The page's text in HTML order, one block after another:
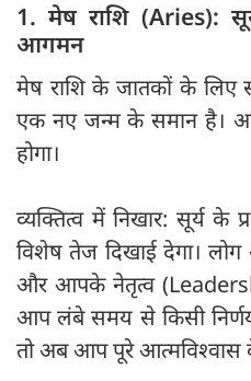
1. मेष राशि (Aries):
आगमन
मेष राशि के जातकों के लिए
एक नए जन्म के समान है।
होगा।
व्यक्तित्व में निखार: सूर्य
विशेष तेज दिखाई देगा। लोग
और आपके नेतृत्व
आप लंबे समय से किसी
तो अब आप पूरे